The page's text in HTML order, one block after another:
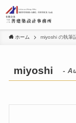
ホーム miyoshi の執筆
miyoshi -